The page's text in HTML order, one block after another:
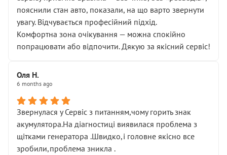
пояснили стан авто, показали, на що варто звернути
увагу. Відчувається професійний підхід.
Комфортна зона очікування — можна спокійно
попрацювати або відпочити. Дякую за якісний сервіс!
Оля Н.
6 months ago
Звернулася у Сервіс з питанням,чому горить знак
акумулятора.На діагностиці виявилася проблема з
щітками генератора .Швидко,і головне якісно все
зробили,проблема зникла .